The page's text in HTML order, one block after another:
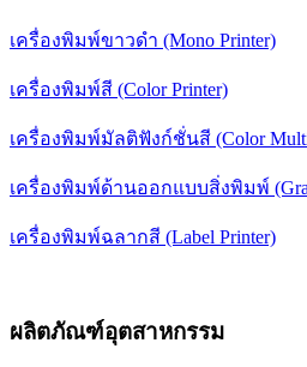
เครื่องพิมพ์ขาวดำ (Mono Printer)
เครื่องพิมพ์สี (Color Printer)
เครื่องพิมพ์มัลติฟังก์ชั่นสี (Color
เครื่องพิมพ์ด้านออกแบบสิ่งพิมพ์
เครื่องพิมพ์ฉลากสี (Label Printer)
ผลิตภัณฑ์อุตสาหกรรม